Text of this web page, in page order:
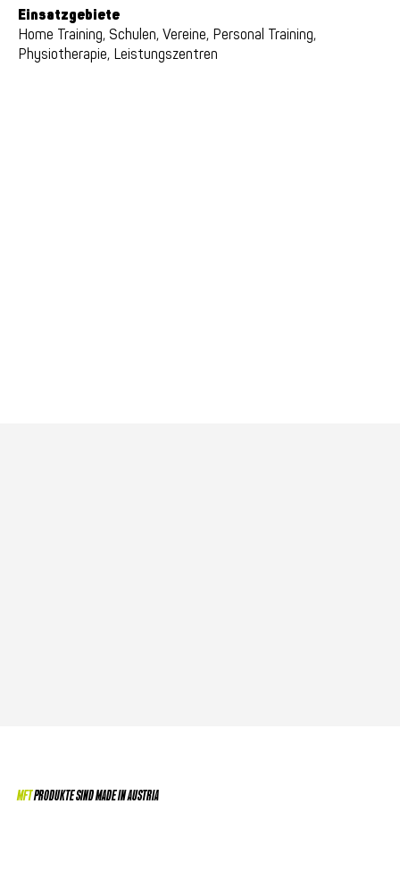
Einsatzgebiete
Home Training, Schulen, Vereine, Personal Training,
Physiotherapie, Leistungszentren
MFTPRODUKTE SIND MADE IN AUSTRIA